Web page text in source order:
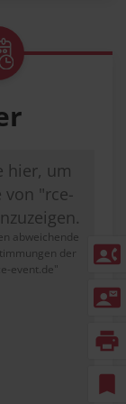
contact_phone
contact_mail
print
bookmark
hier, um
von "rce-
abweichende
der
event.de"